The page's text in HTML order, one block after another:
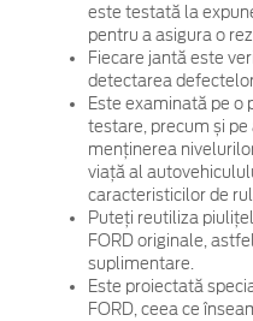
este testată la
pentru a asigura o
Fiecare jantă este
detectarea
Este examinată pe o
testare, precum și
menținerea
viață al
caracteristicilor de
Puteți reutiliza
FORD originale,
suplimentare.
Este proiectată
FORD, ceea ce